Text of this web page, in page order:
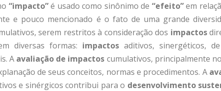
“impacto”é usado como sinônimo de “efeito”em
e pouco mencionado é o fato de uma grande
serem restritos à consideração dos impactos
diversas formas: impactos aditivos, sinergéticos,
A avaliação de impactos cumulativos, principalmente
de seus conceitos, normas e procedimentos. A
e sinérgicos contribui para o desenvolvimento